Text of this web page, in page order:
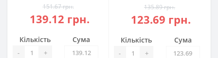
151.67 грн.
139.12 грн.
Кількість
- +
Сума
135.89 грн.
123.69 грн.
Кількість
- +
Сума